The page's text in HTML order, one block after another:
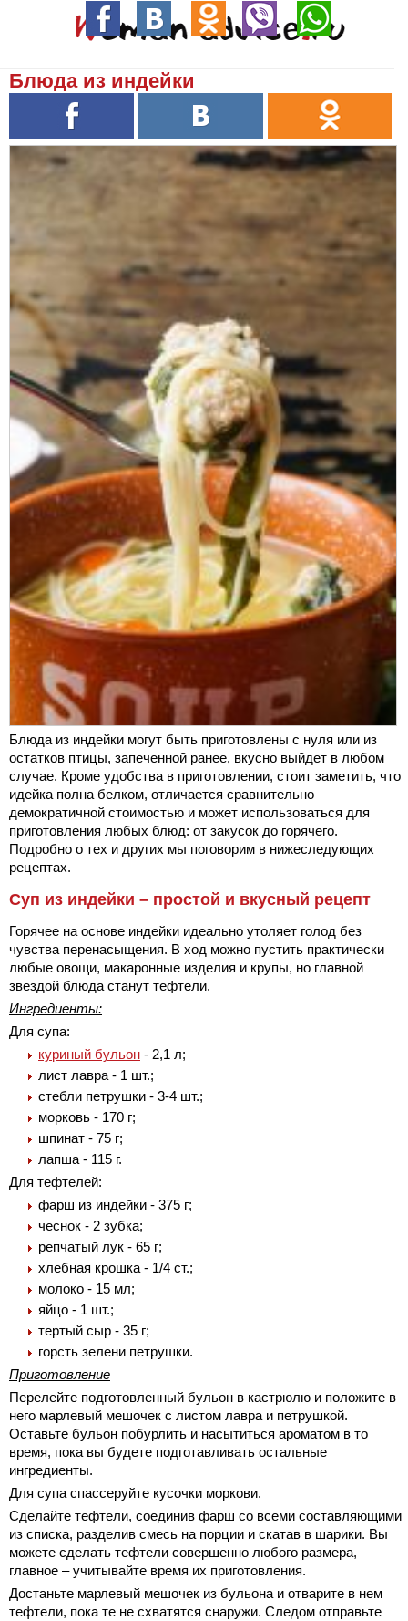
Блюда из индейки
Блюда из индейки могут быть приготовлены с нуля или из
остатков птицы, запеченной ранее, вкусно выйдет в любом
случае. Кроме удобства в приготовлении, стоит заметить, что
идейка полна белком, отличается сравнительно
демократичной стоимостью и может использоваться для
приготовления любых блюд: от закусок до горячего.
Подробно о тех и других мы поговорим в нижеследующих
рецептах.
Суп из индейки – простой и вкусный рецепт
Горячее на основе индейки идеально утоляет голод без
чувства перенасыщения. В ход можно пустить практически
любые овощи, макаронные изделия и крупы, но главной
звездой блюда станут тефтели.
Ингредиенты:
Для супа:
куриный бульон - 2,1 л;
лист лавра - 1 шт.;
стебли петрушки - 3-4 шт.;
морковь - 170 г;
шпинат - 75 г;
лапша - 115 г.
Для тефтелей:
фарш из индейки - 375 г;
чеснок - 2 зубка;
репчатый лук - 65 г;
хлебная крошка - 1/4 ст.;
молоко - 15 мл;
яйцо - 1 шт.;
тертый сыр - 35 г;
горсть зелени петрушки.
Приготовление
Перелейте подготовленный бульон в кастрюлю и положите в
него марлевый мешочек с листом лавра и петрушкой.
Оставьте бульон побурлить и насытиться ароматом в то
время, пока вы будете подготавливать остальные
ингредиенты.
Для супа спассеруйте кусочки моркови.
Сделайте тефтели, соединив фарш со всеми составляющими
из списка, разделив смесь на порции и скатав в шарики. Вы
можете сделать тефтели совершенно любого размера,
главное – учитывайте время их приготовления.
Достаньте марлевый мешочек из бульона и отварите в нем
тефтели, пока те не схватятся снаружи. Следом отправьте